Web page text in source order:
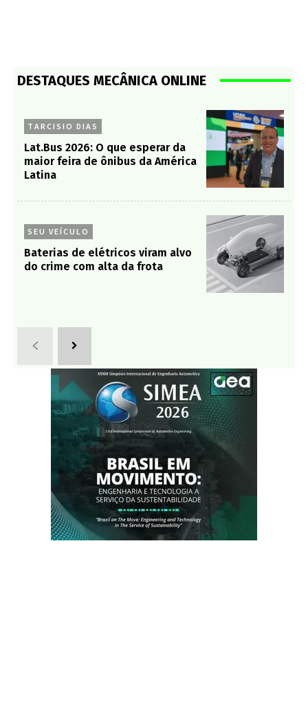
DESTAQUES MECÂNICA ONLINE
TARCISIO DIAS
Lat.Bus 2026: O que esperar da
maior feira de ônibus da América
Latina
SEU VEÍCULO
Baterias de elétricos viram alvo
do crime com alta da frota